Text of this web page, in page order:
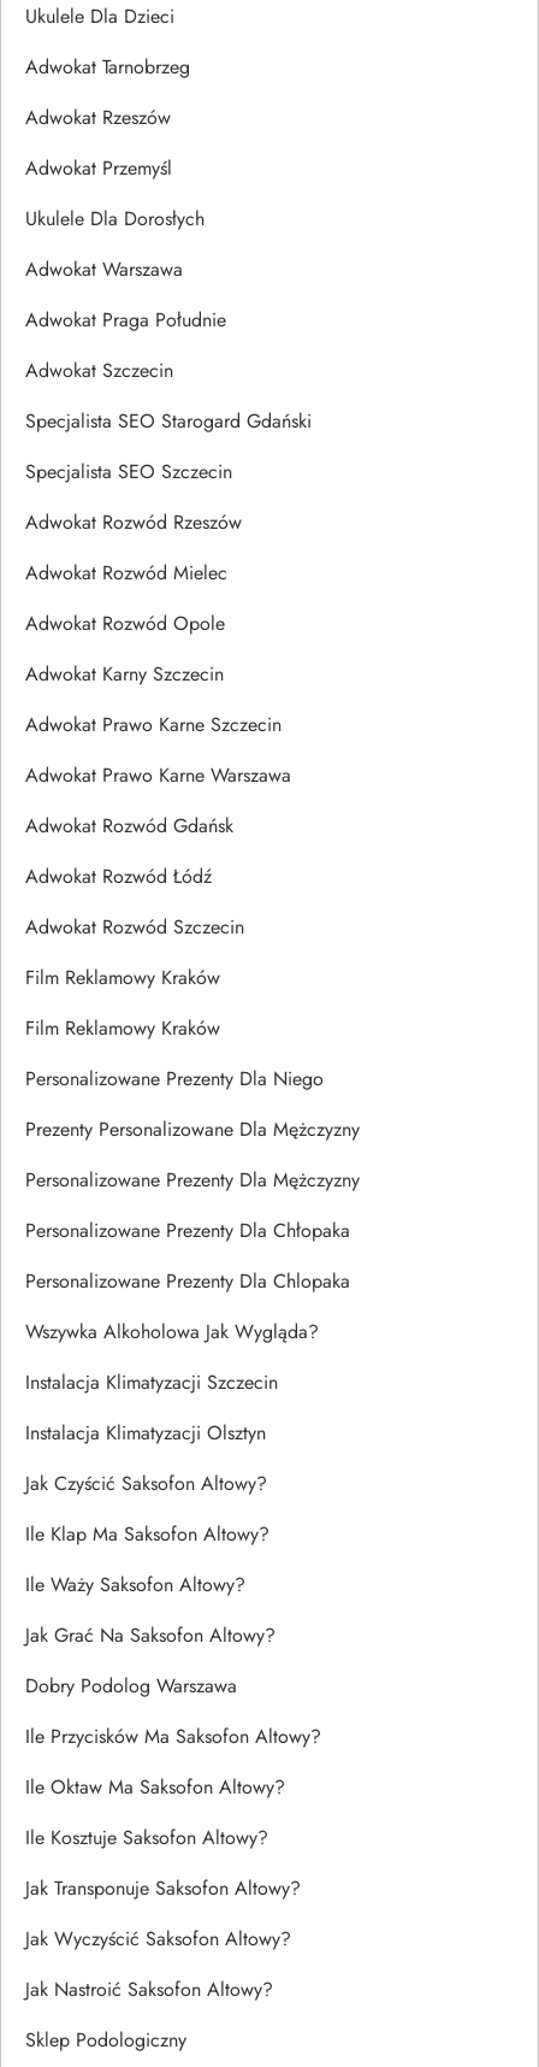
Ukulele Dla Dzieci
Adwokat Tarnobrzeg
Adwokat Rzeszów
Adwokat Przemyśl
Ukulele Dla Dorosłych
Adwokat Warszawa
Adwokat Praga Południe
Adwokat Szczecin
Specjalista SEO Starogard Gdański
Specjalista SEO Szczecin
Adwokat Rozwód Rzeszów
Adwokat Rozwód Mielec
Adwokat Rozwód Opole
Adwokat Karny Szczecin
Adwokat Prawo Karne Szczecin
Adwokat Prawo Karne Warszawa
Adwokat Rozwód Gdańsk
Adwokat Rozwód Łódź
Adwokat Rozwód Szczecin
Film Reklamowy Kraków
Film Reklamowy Kraków
Personalizowane Prezenty Dla Niego
Prezenty Personalizowane Dla Mężczyzny
Personalizowane Prezenty Dla Mężczyzny
Personalizowane Prezenty Dla Chłopaka
Personalizowane Prezenty Dla Chlopaka
Wszywka Alkoholowa Jak Wygląda?
Instalacja Klimatyzacji Szczecin
Instalacja Klimatyzacji Olsztyn
Jak Czyścić Saksofon Altowy?
Ile Klap Ma Saksofon Altowy?
Ile Waży Saksofon Altowy?
Jak Grać Na Saksofon Altowy?
Dobry Podolog Warszawa
Ile Przycisków Ma Saksofon Altowy?
Ile Oktaw Ma Saksofon Altowy?
Ile Kosztuje Saksofon Altowy?
Jak Transponuje Saksofon Altowy?
Jak Wyczyścić Saksofon Altowy?
Jak Nastroić Saksofon Altowy?
Sklep Podologiczny